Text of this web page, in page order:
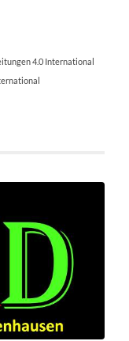
4.0 International